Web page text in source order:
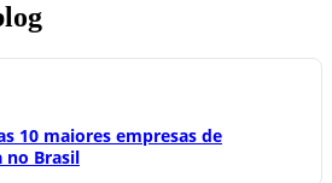
10 maiores empresas de
no Brasil